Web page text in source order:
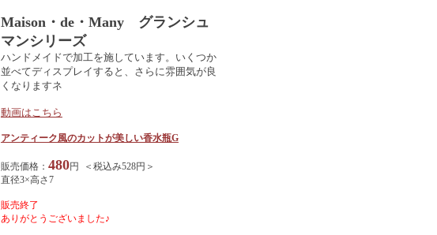
Maison・de・Many グランシュ
マンシリーズ
ハンドメイドで加工を施しています。いくつか
並べてディスプレイすると、さらに雰囲気が良
くなりますネ
動画はこちら
アンティーク風のカットが美しい香水瓶G
販売価格： 480円 ＜税込み528円＞
直径3×高さ7
販売終了
ありがとうございました♪